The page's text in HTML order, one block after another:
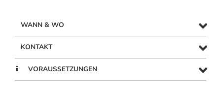
WANN & WO
KONTAKT
VORAUSSETZUNGEN